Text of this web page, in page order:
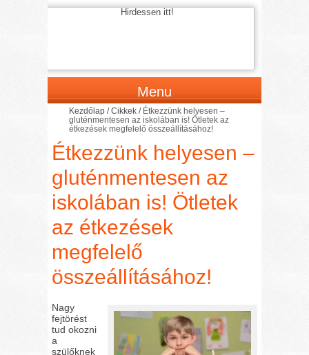
Hirdessen itt!
Menu
Kezdőlap /Cikkek / Étkezzünk helyesen –
gluténmentesen az iskolában is! Ötletek az
étkezések megfelelő összeállításához!
Étkezzünk helyesen –
gluténmentesen az
iskolában is! Ötletek
az étkezések
megfelelő
összeállításához!
Nagy
fejtörést
tud okozni
a
szülőknek